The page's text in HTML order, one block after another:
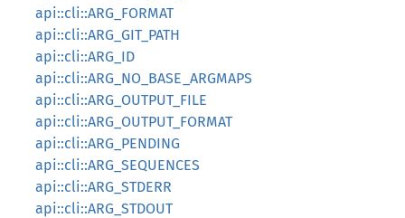
api::cli::ARG_FORMAT
api::cli::ARG_GIT_PATH
api::cli::ARG_ID
api::cli::ARG_NO_BASE_ARGMAPS
api::cli::ARG_OUTPUT_FILE
api::cli::ARG_OUTPUT_FORMAT
api::cli::ARG_PENDING
api::cli::ARG_SEQUENCES
api::cli::ARG_STDERR
api::cli::ARG_STDOUT